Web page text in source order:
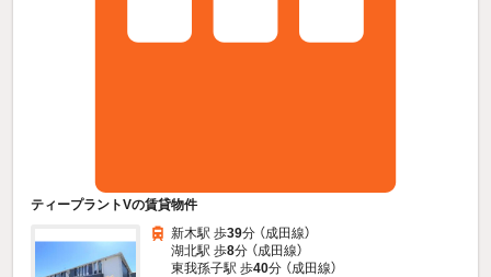
ティープラントVの賃貸物件
新木駅 歩39分 （成田線）
湖北駅 歩8分 （成田線）
東我孫子駅 歩40分 （成田線）